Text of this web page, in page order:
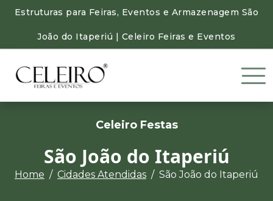
Estruturas para Feiras, Eventos e Armazenagem São
João do Itaperiú | Celeiro Feiras e Eventos
Celeiro Festas
São João do Itaperiú
Home Cidades Atendidas São João do Itaperiú